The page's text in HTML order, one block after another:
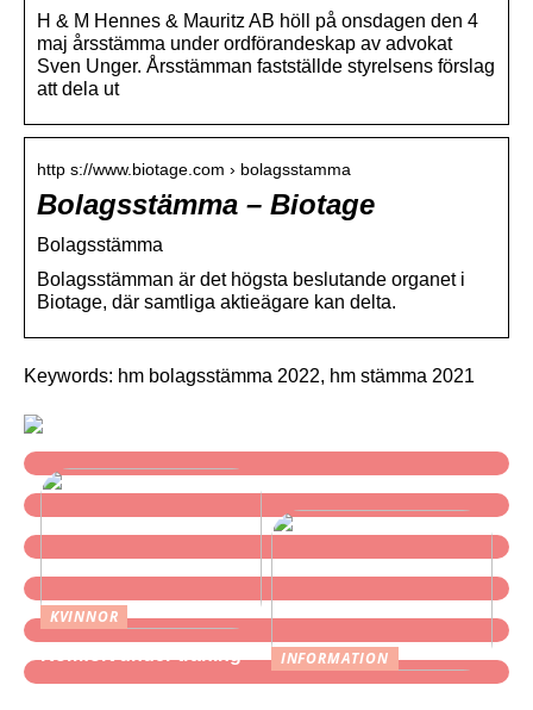
H & M Hennes & Mauritz AB höll på onsdagen den 4
maj årsstämma under ordförandeskap av advokat
Sven Unger. Årsstämman fastställde styrelsens förslag
att dela ut
http s://www.biotage.com › bolagsstamma
Bolagsstämma – Biotage
Bolagsstämma
Bolagsstämman är det högsta beslutande organet i
Biotage, där samtliga aktieägare kan delta.
Keywords: hm bolagsstämma 2022, hm stämma 2021
KVINNOR
INFORMATION